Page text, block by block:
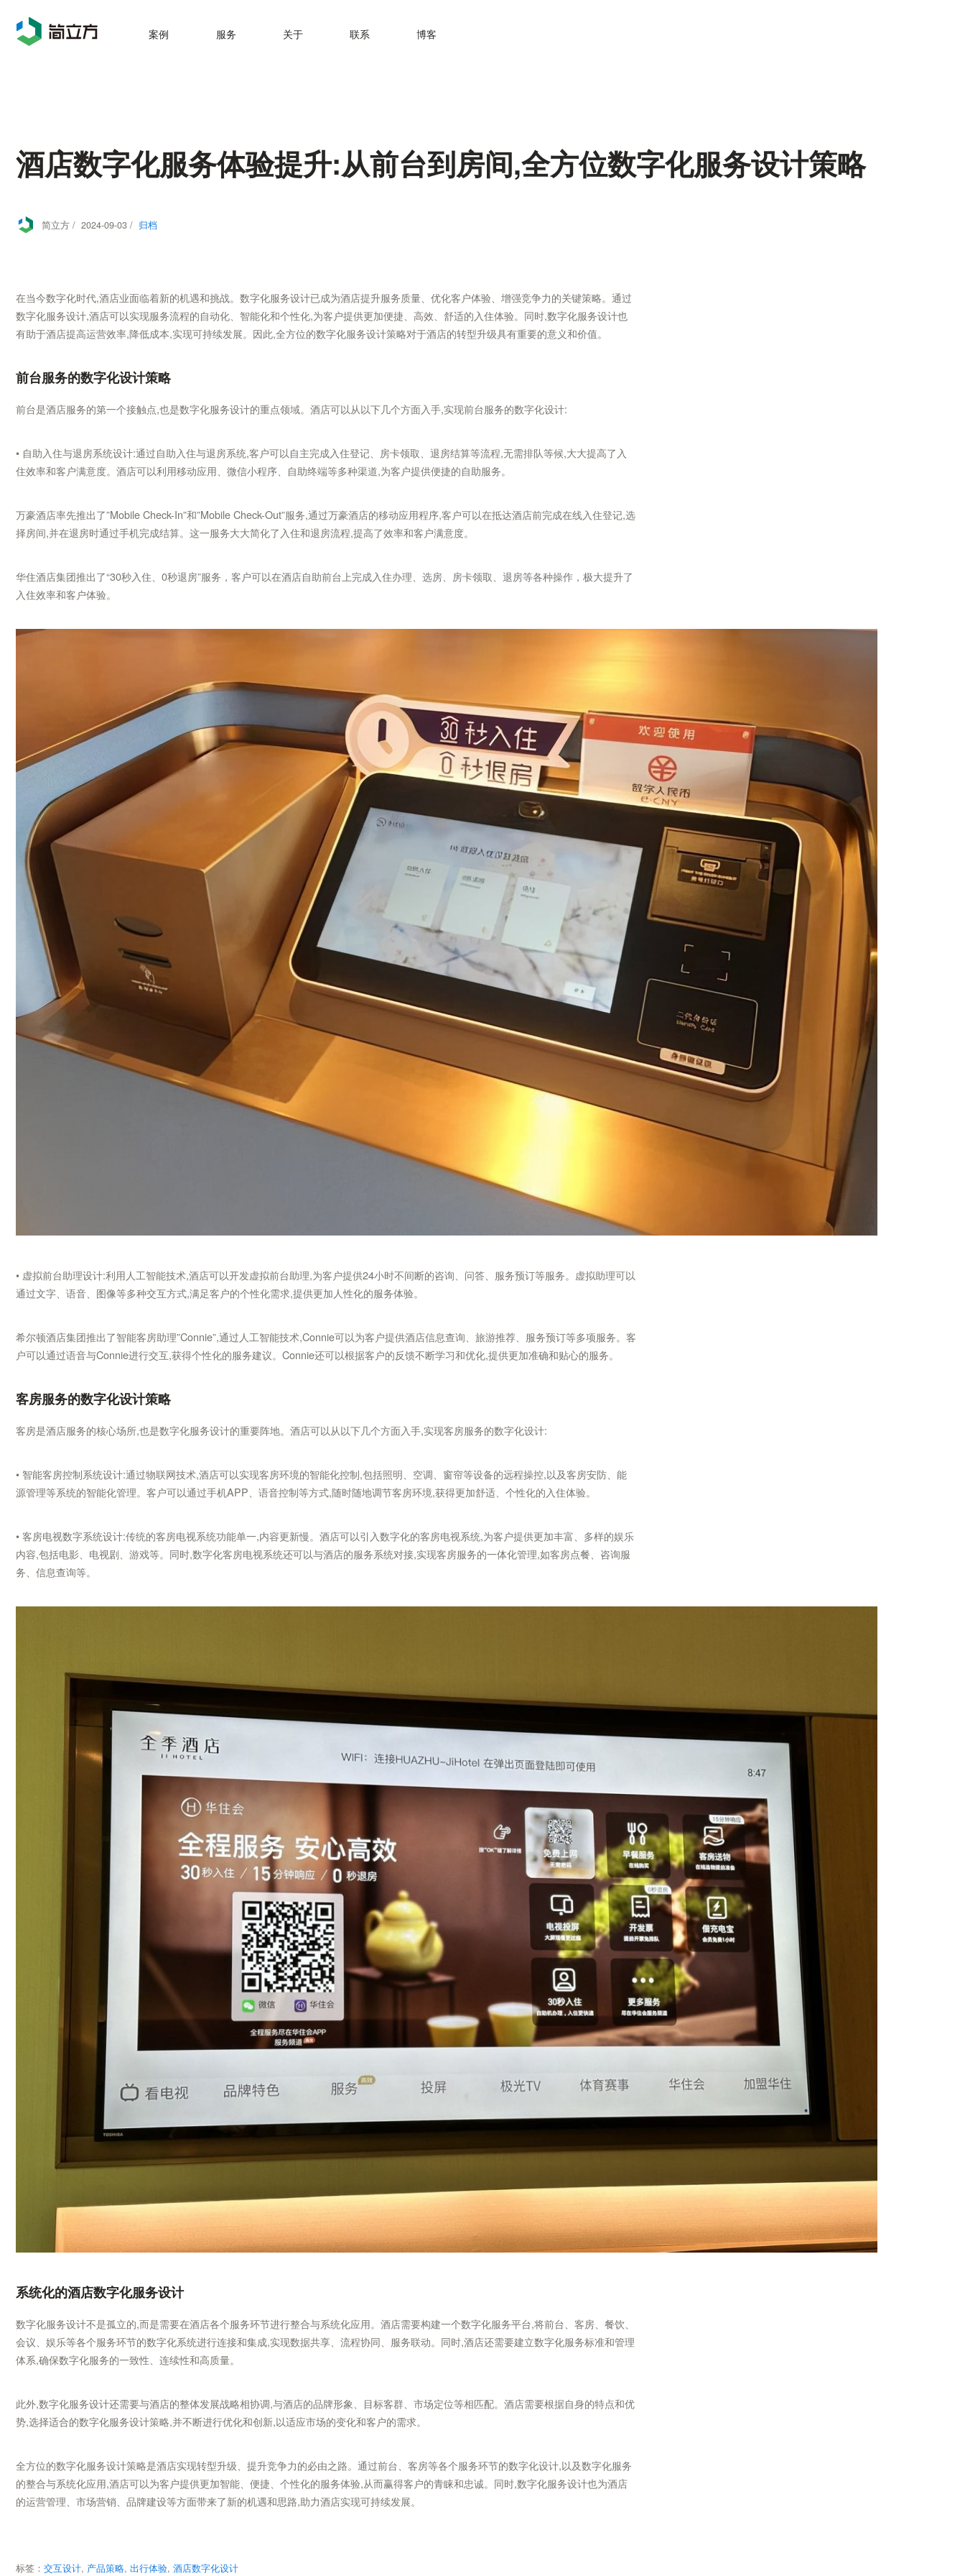
案例 服务 关于 联系 博客
酒店数字化服务体验提升:从前台到房间,全方位数字化服务设计策略
简立方 / 2024-09-03 / 归档
在当今数字化时代,酒店业面临着新的机遇和挑战。数字化服务设计已成为酒店提升服务质量、优化客户体验、增强竞争力的关键策略。通过
数字化服务设计,酒店可以实现服务流程的自动化、智能化和个性化,为客户提供更加便捷、高效、舒适的入住体验。同时,数字化服务设计也
有助于酒店提高运营效率,降低成本,实现可持续发展。因此,全方位的数字化服务设计策略对于酒店的转型升级具有重要的意义和价值。
前台服务的数字化设计策略
前台是酒店服务的第一个接触点,也是数字化服务设计的重点领域。酒店可以从以下几个方面入手,实现前台服务的数字化设计:
• 自助入住与退房系统设计:通过自助入住与退房系统,客户可以自主完成入住登记、房卡领取、退房结算等流程,无需排队等候,大大提高了入
住效率和客户满意度。酒店可以利用移动应用、微信小程序、自助终端等多种渠道,为客户提供便捷的自助服务。
万豪酒店率先推出了”Mobile Check-In”和”Mobile Check-Out”服务,通过万豪酒店的移动应用程序,客户可以在抵达酒店前完成在线入住登记,选
择房间,并在退房时通过手机完成结算。这一服务大大简化了入住和退房流程,提高了效率和客户满意度。
华住酒店集团推出了“30秒入住、0秒退房”服务，客户可以在酒店自助前台上完成入住办理、选房、房卡领取、退房等各种操作，极大提升了
入住效率和客户体验。
• 虚拟前台助理设计:利用人工智能技术,酒店可以开发虚拟前台助理,为客户提供24小时不间断的咨询、问答、服务预订等服务。虚拟助理可以
通过文字、语音、图像等多种交互方式,满足客户的个性化需求,提供更加人性化的服务体验。
希尔顿酒店集团推出了智能客房助理”Connie”,通过人工智能技术,Connie可以为客户提供酒店信息查询、旅游推荐、服务预订等多项服务。客
户可以通过语音与Connie进行交互,获得个性化的服务建议。Connie还可以根据客户的反馈不断学习和优化,提供更加准确和贴心的服务。
客房服务的数字化设计策略
客房是酒店服务的核心场所,也是数字化服务设计的重要阵地。酒店可以从以下几个方面入手,实现客房服务的数字化设计:
• 智能客房控制系统设计:通过物联网技术,酒店可以实现客房环境的智能化控制,包括照明、空调、窗帘等设备的远程操控,以及客房安防、能
源管理等系统的智能化管理。客户可以通过手机APP、语音控制等方式,随时随地调节客房环境,获得更加舒适、个性化的入住体验。
• 客房电视数字系统设计:传统的客房电视系统功能单一,内容更新慢。酒店可以引入数字化的客房电视系统,为客户提供更加丰富、多样的娱乐
内容,包括电影、电视剧、游戏等。同时,数字化客房电视系统还可以与酒店的服务系统对接,实现客房服务的一体化管理,如客房点餐、咨询服
务、信息查询等。
系统化的酒店数字化服务设计
数字化服务设计不是孤立的,而是需要在酒店各个服务环节进行整合与系统化应用。酒店需要构建一个数字化服务平台,将前台、客房、餐饮、
会议、娱乐等各个服务环节的数字化系统进行连接和集成,实现数据共享、流程协同、服务联动。同时,酒店还需要建立数字化服务标准和管理
体系,确保数字化服务的一致性、连续性和高质量。
此外,数字化服务设计还需要与酒店的整体发展战略相协调,与酒店的品牌形象、目标客群、市场定位等相匹配。酒店需要根据自身的特点和优
势,选择适合的数字化服务设计策略,并不断进行优化和创新,以适应市场的变化和客户的需求。
全方位的数字化服务设计策略是酒店实现转型升级、提升竞争力的必由之路。通过前台、客房等各个服务环节的数字化设计,以及数字化服务
的整合与系统化应用,酒店可以为客户提供更加智能、便捷、个性化的服务体验,从而赢得客户的青睐和忠诚。同时,数字化服务设计也为酒店
的运营管理、市场营销、品牌建设等方面带来了新的机遇和思路,助力酒店实现可持续发展。
标签： 交互设计, 产品策略, 出行体验, 酒店数字化设计